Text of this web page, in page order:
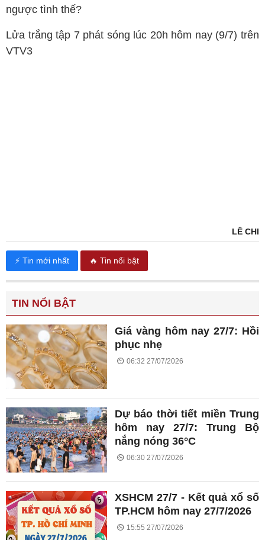
ngược tình thế?
Lửa trắng tập 7 phát sóng lúc 20h hôm nay (9/7) trên
VTV3
LÊ CHI
⚡ Tin mới nhất 🔥 Tin nổi bật
TIN NỔI BẬT
Giá vàng hôm nay 27/7: Hồi
phục nhẹ
06:32 27/07/2026
Dự báo thời tiết miền Trung
hôm nay 27/7: Trung Bộ
nắng nóng 36°C
06:30 27/07/2026
XSHCM 27/7 - Kết quả xổ số
TP.HCM hôm nay 27/7/2026
15:55 27/07/2026